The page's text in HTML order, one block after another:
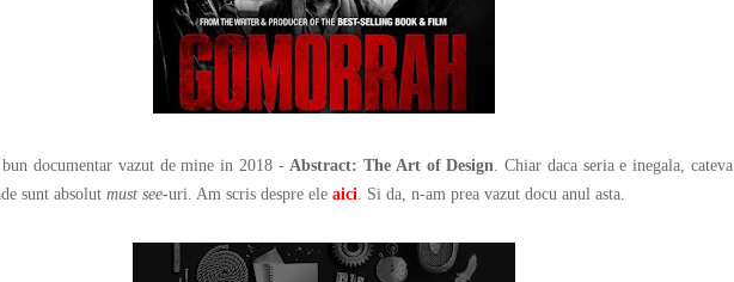
documentar vazut de mine in 2018 -Abstract: The Art of Design. Chiar daca seria e inegala, cateva
sunt absolut must see-uri. Am scris despre ele aici. Si da, n-am prea vazut docu anul asta.